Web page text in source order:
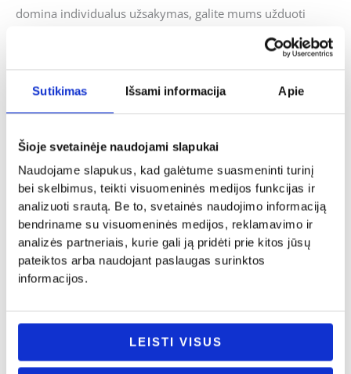
Sutikimas Išsami informacija Apie
Šioje svetainėje naudojami slapukai
Naudojame slapukus, kad galėtume suasmeninti turinį
bei skelbimus, teikti visuomeninės medijos funkcijas ir
analizuoti srautą. Be to, svetainės naudojimo informaciją
bendriname su visuomeninės medijos, reklamavimo ir
analizės partneriais, kurie gali ją pridėti prie kitos jūsų
pateiktos arba naudojant paslaugas surinktos
informacijos.
LEISTI VISUS
domina individualus užsakymas, galite mums užduoti
klausimus ir mes pasistengsime kuo skubiau į juos
-41%
Krikštynos
32.00€
price
was:
32.00€.
19.00€
price
is:
19.00€.
Krikštynos
Medinė dėžutė „Tegul lydi angelas